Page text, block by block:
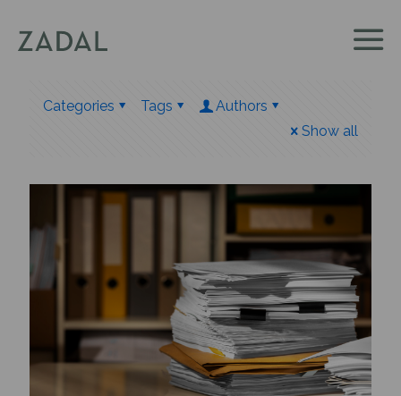
Categories Tags
Authors
Show all